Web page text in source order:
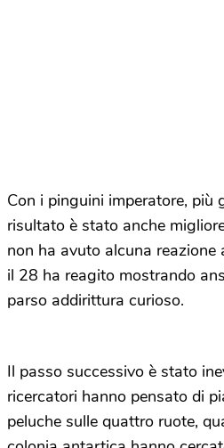
Con i pinguini imperatore, più
risultato è stato anche
non ha avuto alcuna reazione
il 28 ha reagito mostrando
parso addirittura curioso.
Il passo successivo è stato
ricercatori hanno pensato di
peluche sulle quattro ruote,